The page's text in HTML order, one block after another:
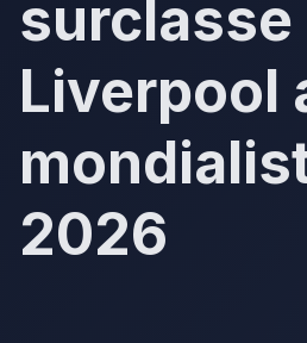
surclasse
Liverpool
2026